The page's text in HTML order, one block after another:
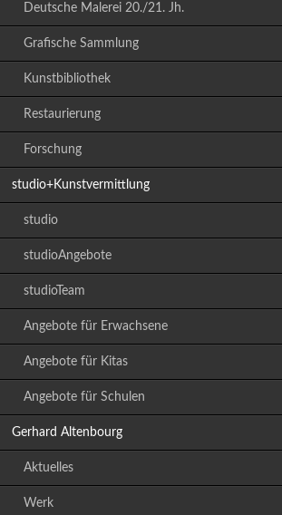
Deutsche Malerei 20./21. Jh.
Grafische Sammlung
Kunstbibliothek
Restaurierung
Forschung
studio+Kunstvermittlung
studio
studioAngebote
studioTeam
Angebote für Erwachsene
Angebote für Kitas
Angebote für Schulen
Gerhard Altenbourg
Aktuelles
Werk